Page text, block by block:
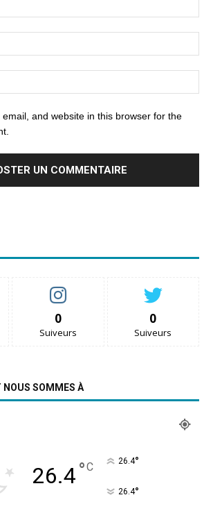
and website in this browser for the
0
Suiveurs
0
Suiveurs
SOMMES À
26.4°C 26.4°
26.4°